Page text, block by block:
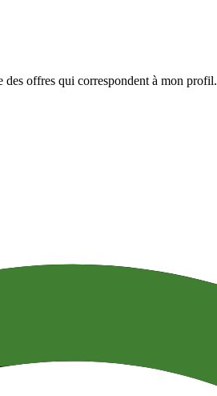
des offres qui correspondent à mon profil.